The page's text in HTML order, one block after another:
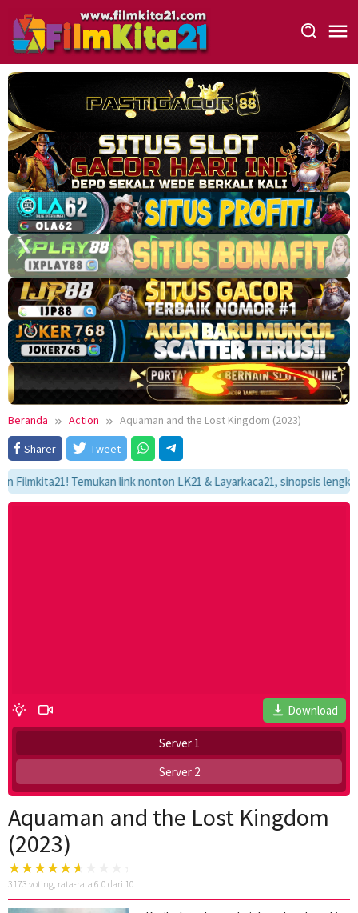
konten
Beranda Action
Aquaman and the Lost Kingdom (2023)
Sharer
Tweet
Temukan link nonton LK21 & Layarkaca21, sinopsis
Download
Server 1
Server 2
Aquaman and the Lost Kingdom
(2023)
3173 voting, rata-rata 6.0 dari 10